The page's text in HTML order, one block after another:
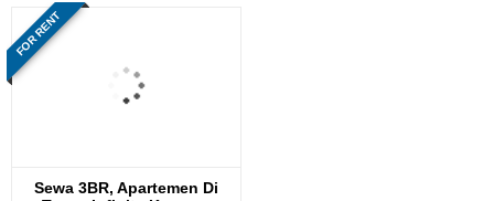
FOR RENT
Sewa 3BR, Apartemen Di